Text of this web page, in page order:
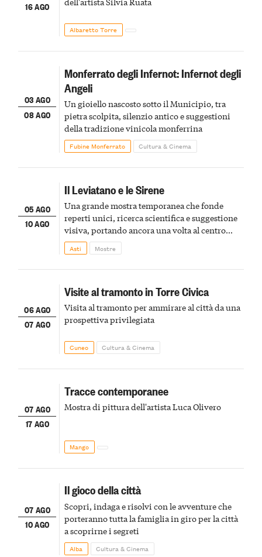
16 AGO
Albaretto Torre
03 AGO
08 AGO
Monferrato degli Infernot: Infernot degli
Angeli
Un gioiello nascosto sotto il Municipio, tra
pietra scolpita, silenzio antico e suggestioni
della tradizione vinicola monferrina
Fubine Monferrato Cultura & Cinema
05 AGO
10 AGO
Il Leviatano e le Sirene
Una grande mostra temporanea che fonde
reperti unici, ricerca scientifica e suggestione
visiva, portando ancora una volta al centro
della scena le meraviglie del passato astigiano
Asti Mostre
06 AGO
07 AGO
Visite al tramonto in Torre Civica
Visita al tramonto per ammirare al città da una
prospettiva privilegiata
Cuneo Cultura & Cinema
07 AGO
17 AGO
Tracce contemporanee
Mostra di pittura dell'artista Luca Olivero
Mango
07 AGO
10 AGO
Il gioco della città
Scopri, indaga e risolvi con le avventure che
porteranno tutta la famiglia in giro per la città
a scoprirne i segreti
Alba Cultura & Cinema